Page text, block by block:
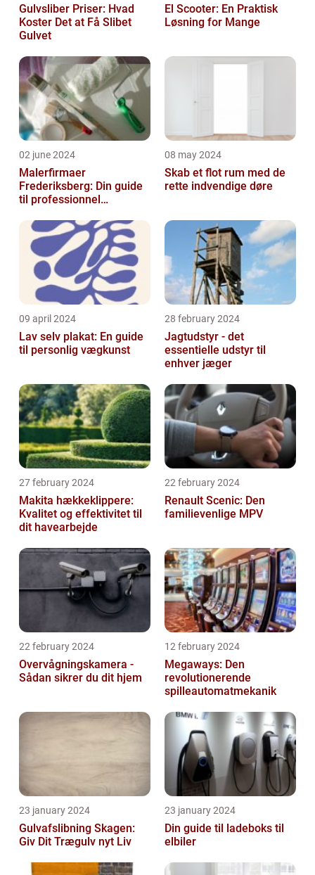
Gulvsliber Priser: Hvad
Koster Det at Få Slibet
Gulvet
El Scooter: En Praktisk
Løsning for Mange
02 june 2024
Malerfirmaer
Frederiksberg: Din guide
til professionnel
08 may 2024
Skab et flot rum med de
rette indvendige døre
09 april 2024
Lav selv plakat: En guide
til personlig vægkunst
28 february 2024
Jagtudstyr - det
essentielle udstyr til
enhver jæger
27 february 2024
Makita hækkeklippere:
Kvalitet og effektivitet til
dit havearbejde
22 february 2024
Renault Scenic: Den
familievenlige MPV
22 february 2024
Overvågningskamera -
Sådan sikrer du dit hjem
12 february 2024
Megaways: Den
revolutionerende
spilleautomatmekanik
23 january 2024
Gulvafslibning Skagen:
Giv Dit Trægulv nyt Liv
23 january 2024
Din guide til ladeboks til
elbiler